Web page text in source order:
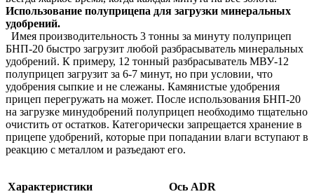
Использование полуприцепа для загрузки минеральных
удобрений.
Имея производительность 3 тонны за минуту полуприцеп
БНП-20 быстро загрузит любой разбрасыватель минеральных
удобрений. К примеру, 12 тонный разбрасыватель МВУ-12
полуприцеп загрузит за 6-7 минут, но при условии, что
удобрения сыпкие и не слежаны. Камянистые удобрения
прицеп перегружать на может. После использования БНП-20
на загрузке минудобрений полуприцеп необходимо тщательно
очистить от остатков. Категорически запрещается хранение в
прицепе удобрений, которые при попадании влаги вступают в
реакцию с металлом и разъедают его.
Характеристики Ось ADR